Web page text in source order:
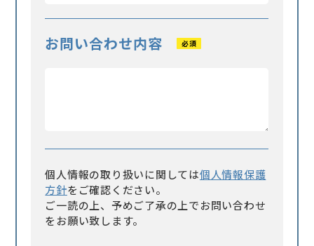
お問い合わせ内容 必須
個人情報の取り扱いに関しては個人情報保護
方針をご確認ください。
ご一読の上、予めご了承の上でお問い合わせ
をお願い致します。